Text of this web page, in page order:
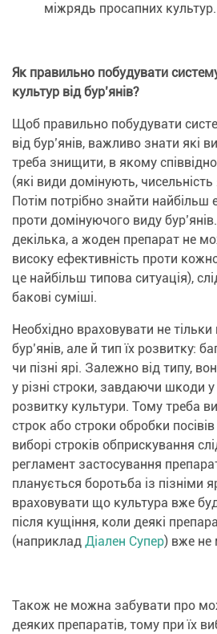
міжрядь просапних культур.
Як правильно побудувати
культур від бур’янів?
Щоб правильно побудувати
від бур’янів, важливо знати які
треба знищити, в якому
(які види домінують,
Потім потрібно знайти
проти домінуючого виду
декілька, а жоден препарат не
високу ефективність проти
це найбільш типова ситуація),
бакові суміші.
Необхідно враховувати не
бур’янів, але й тип їх розвитку:
чи пізні ярі. Залежно від типу,
у різні строки, завдаючи шкоди у
розвитку культури. Тому треба
строк або строки обробки
виборі строків обприскування
регламент застосування
планується боротьба із пізніми
враховувати що культура вже
після кущіння, коли деякі
(наприклад Діален Супер) вже не
Також не можна забувати про
деяких препаратів, тому при їх